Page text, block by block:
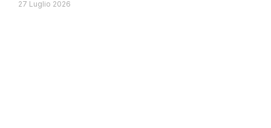
27 Luglio 2026